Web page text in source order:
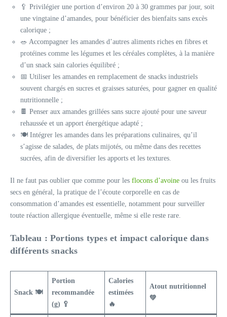
🥄 Privilégier une portion d’environ 20 à 30 grammes par jour, soit
une vingtaine d’amandes, pour bénéficier des bienfaits sans excès
calorique ;
🥗 Accompagner les amandes d’autres aliments riches en fibres et
protéines comme les légumes et les céréales complètes, à la manière
d’un snack sain calories équilibré ;
📅 Utiliser les amandes en remplacement de snacks industriels
souvent chargés en sucres et graisses saturées, pour gagner en qualité
nutritionnelle ;
🍫 Penser aux amandes grillées sans sucre ajouté pour une saveur
rehaussée et un apport énergétique adapté ;
🍽 Intégrer les amandes dans les préparations culinaires, qu’il
s’agisse de salades, de plats mijotés, ou même dans des recettes
sucrées, afin de diversifier les apports et les textures.
Il ne faut pas oublier que comme pour les flocons d’avoine ou les fruits
secs en général, la pratique de l’écoute corporelle en cas de
consommation d’amandes est essentielle, notamment pour surveiller
toute réaction allergique éventuelle, même si elle reste rare.
Tableau : Portions types et impact calorique dans
différents snacks
Snack 🍽️
Portion
recommandée
(g) 🥄
Calories
estimées
🔥
Atout nutritionnel
💚